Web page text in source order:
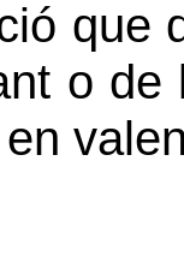
que
o de